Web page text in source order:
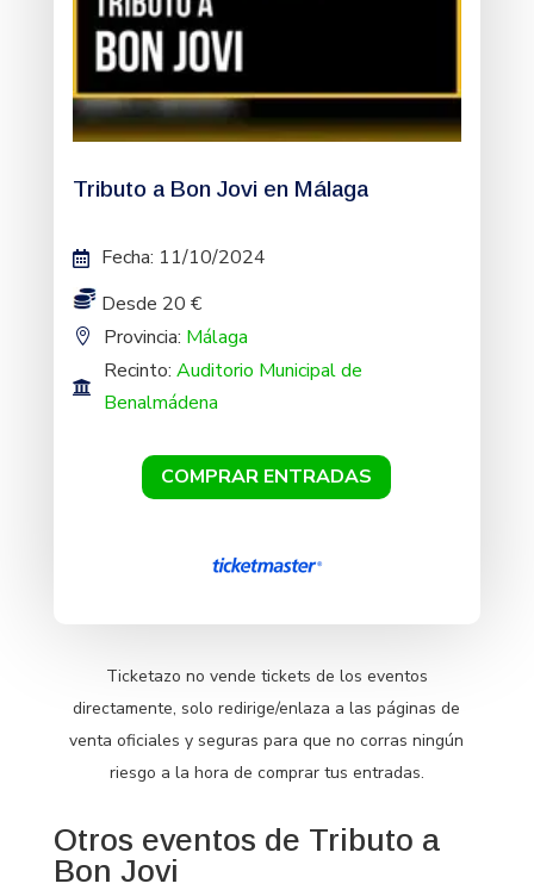
Tributo a Bon Jovi en Málaga
Fecha: 11/10/2024
Desde 20 €
Provincia: Málaga
Recinto: Auditorio Municipal de
Benalmádena
COMPRAR ENTRADAS
Ticketazo no vende tickets de los eventos
directamente, solo redirige/enlaza a las páginas de
venta oficiales y seguras para que no corras ningún
riesgo a la hora de comprar tus entradas.
Otros eventos de Tributo a
Bon Jovi